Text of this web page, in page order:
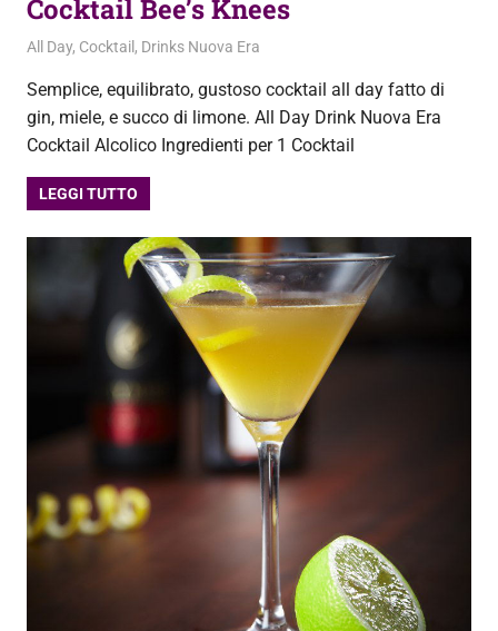
Cocktail Bee’s Knees
22 Settembre 2020
admin
All Day, Cocktail , Drinks Nuova Era
Semplice, equilibrato, gustoso cocktail all day fatto di
gin, miele, e succo di limone. All Day Drink Nuova Era
Cocktail Alcolico Ingredienti per 1 Cocktail
LEGGI TUTTO